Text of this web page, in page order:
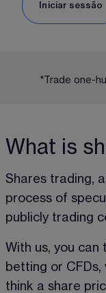
Iniciar sessāo
*Trade one-
What is
Shares trading,
process of
publicly trading
With us, you can
betting or CFDs,
think a share